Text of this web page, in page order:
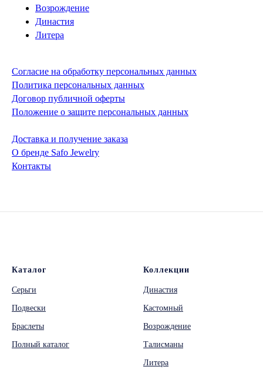
Возрождение
Династия
Литера
Согласие на обработку персональных данных
Политика персональных данных
Договор публичной оферты
Положение о защите персональных данных
Доставка и получение заказа
О бренде Safo Jewelry
Контакты
Каталог
Серьги
Подвески
Браслеты
Полный каталог
Коллекции
Династия
Кастомный
Возрождение
Талисманы
Литера